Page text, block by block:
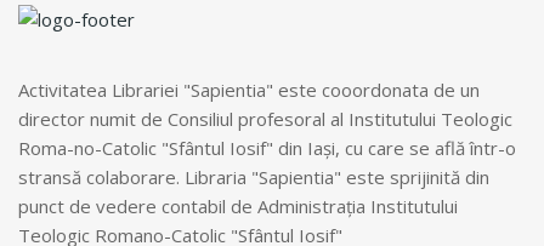
Activitatea Librariei "Sapientia" este cooordonata de un
director numit de Consiliul profesoral al Institutului Teologic
Roma-no-Catolic "Sfântul Iosif" din Iași, cu care se află într-o
stransă colaborare. Libraria "Sapientia" este sprijinită din
punct de vedere contabil de Administrația Institutului
Teologic Romano-Catolic "Sfântul Iosif"